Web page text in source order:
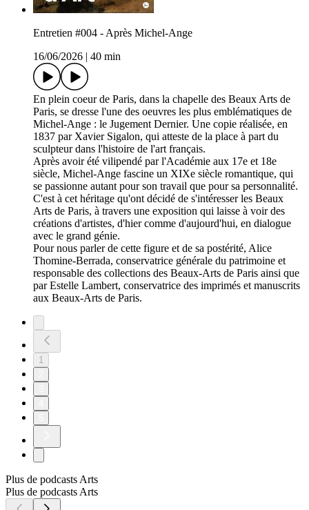
Entretien #004 - Après Michel-Ange
16/06/2026
40 min
En plein coeur de Paris, dans la chapelle des Beaux Arts de
Paris, se dresse l'une des oeuvres les plus emblématiques de
Michel-Ange : le Jugement Dernier. Une copie réalisée, en
1837 par Xavier Sigalon, qui atteste de la place à part du
sculpteur dans l'histoire de l'art français.
Après avoir été vilipendé par l'Académie aux 17e et 18e
siècle, Michel-Ange fascine un XIXe siècle romantique, qui
se passionne autant pour son travail que pour sa personnalité.
C'est à cet héritage qu'ont décidé de s'intéresser les Beaux
Arts de Paris, à travers une exposition qui laisse à voir des
créations d'artistes, d'hier comme d'aujourd'hui, en dialogue
avec le grand génie.
Pour nous parler de cette figure et de sa postérité, Alice
Thomine-Berrada, conservatrice générale du patrimoine et
responsable des collections des Beaux-Arts de Paris ainsi que
par Estelle Lambert, conservatrice des imprimés et manuscrits
aux Beaux-Arts de Paris.
1
Plus de podcasts Arts
Plus de podcasts Arts